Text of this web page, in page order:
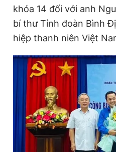
Hotline
0906 645 777
Tổng biên tập: Nguyễn Ngọc
Phó tổng biên tập thường trực:
Phó tổng biên tập: Lâm Hiếu
Phó tổng biên tập: Trần Việt
Tổng thư ký tòa soạn: Đức Trung
Giấy phép xuất bản số 110/GP -
© 2003-2026 Bản quyền thuộc
chép dưới mọi hình thức nếu
bản. Phát triển bởi ePi
khóa 14 đối với anh
bí thư Tỉnh đoàn Bình
hiệp thanh niên Việt